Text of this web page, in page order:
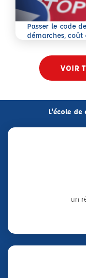
Passer le code
démarches,
En savoir plus
VOIR
L'école de
un